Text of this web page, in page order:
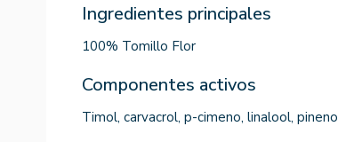
Ingredientes principales
100% Tomillo Flor
Componentes activos
Timol, carvacrol, p-cimeno, linalool, pineno